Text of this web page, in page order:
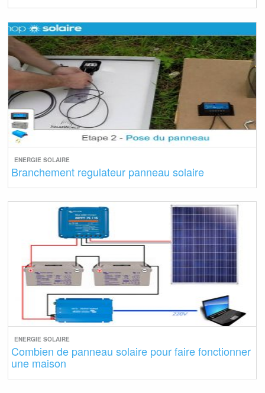
ENERGIE SOLAIRE
Branchement regulateur panneau solaire
ENERGIE SOLAIRE
Combien de panneau solaire pour faire fonctionner
une maison